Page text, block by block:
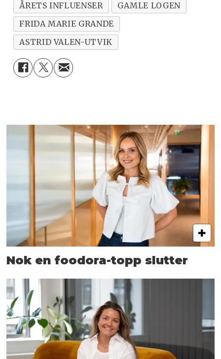
ÅRETS INFLUENSER
GAMLE LOGEN
FRIDA MARIE GRANDE
ASTRID VALEN-UTVIK
Nok en foodora-topp slutter